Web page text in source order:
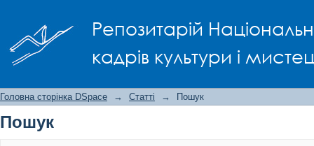
Репозитарій
кадрів культури і
Головна сторінка DSpace → Статті → Пошук
Пошук